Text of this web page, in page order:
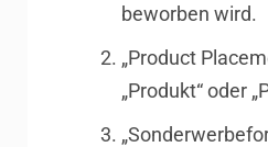
beworben wird.
„Product
„Produkt“ oder